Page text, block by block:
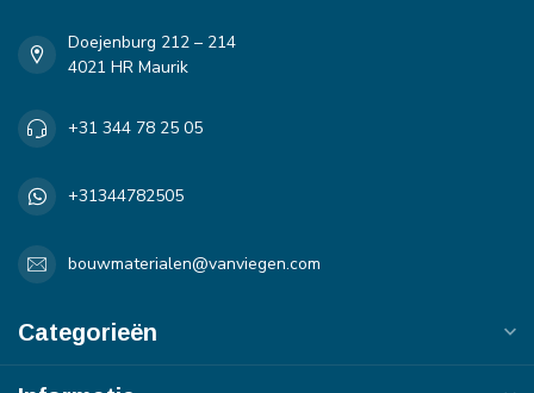
Doejenburg 212 – 214
4021 HR Maurik
+31 344 78 25 05
+31344782505
bouwmaterialen@vanviegen.com
Categorieën